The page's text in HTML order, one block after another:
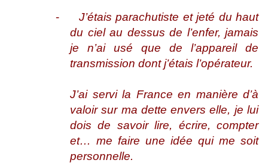
-
J’étais parachutiste et jeté du haut
du ciel au dessus de l’enfer, jamais
je n’ai usé que de l’appareil de
transmission dont j’étais l’opérateur.
J’ai servi la France en manière d’à
valoir sur ma dette envers elle, je lui
dois de savoir lire, écrire, compter
et… me faire une idée qui me soit
personnelle.